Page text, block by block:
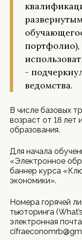
-
ведомства.
В числе базовых
возраст от 18 лет
образования.
Для начала
«Электронное
баннер курса
экономики».
Номера горячей
тьюторинга
электронная